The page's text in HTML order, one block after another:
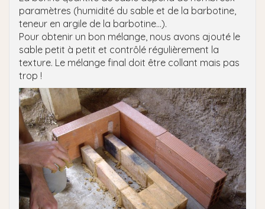
paramètres (humidité du sable et de la barbotine,
teneur en argile de la barbotine…).
Pour obtenir un bon mélange, nous avons ajouté le
sable petit à petit et contrôlé régulièrement la
texture. Le mélange final doit être collant mais pas
trop !